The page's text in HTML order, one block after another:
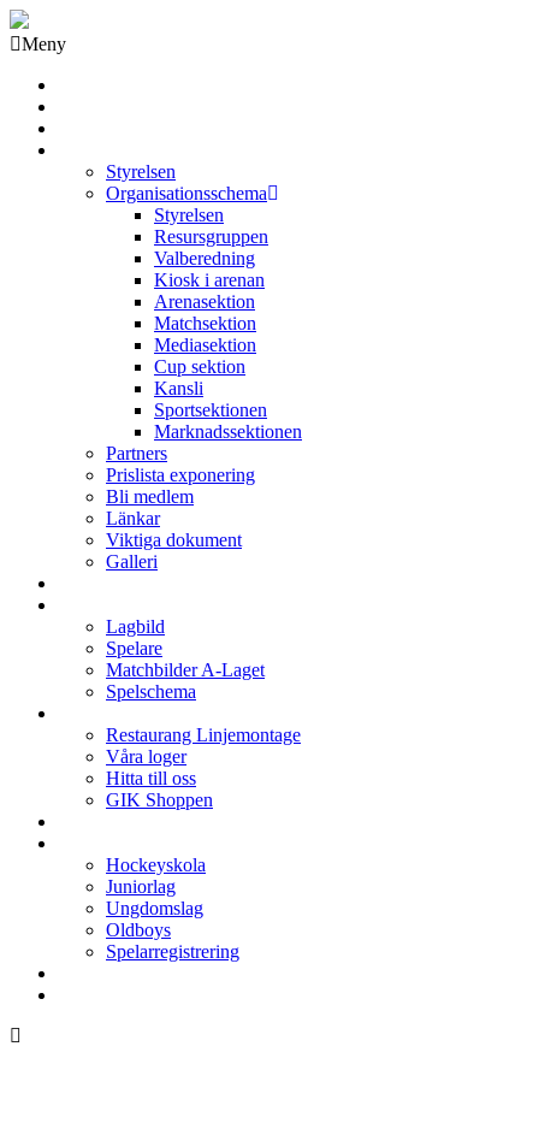
Meny
Styrelsen
Organisationsschema
Styrelsen
Resursgruppen
Valberedning
Kiosk i arenan
Arenasektion
Matchsektion
Mediasektion
Cup sektion
Kansli
Sportsektionen
Marknadssektionen
Partners
Prislista exponering
Bli medlem
Länkar
Viktiga dokument
Galleri
Lagbild
Spelare
Matchbilder A-Laget
Spelschema
Restaurang Linjemontage
Våra loger
Hitta till oss
GIK Shoppen
Hockeyskola
Juniorlag
Ungdomslag
Oldboys
Spelarregistrering